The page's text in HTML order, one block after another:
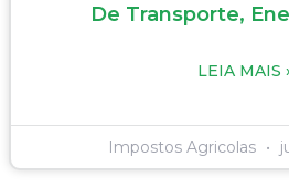
De Transporte,
LEIA MAIS
Impostos Agricolas